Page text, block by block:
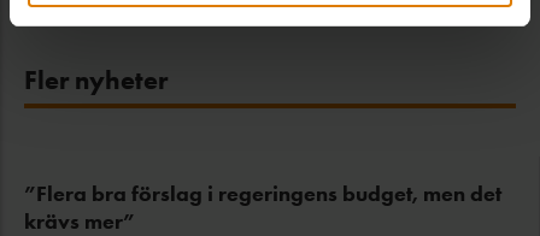
Fler nyheter
”Flera bra förslag i regeringens budget, men det
krävs mer”